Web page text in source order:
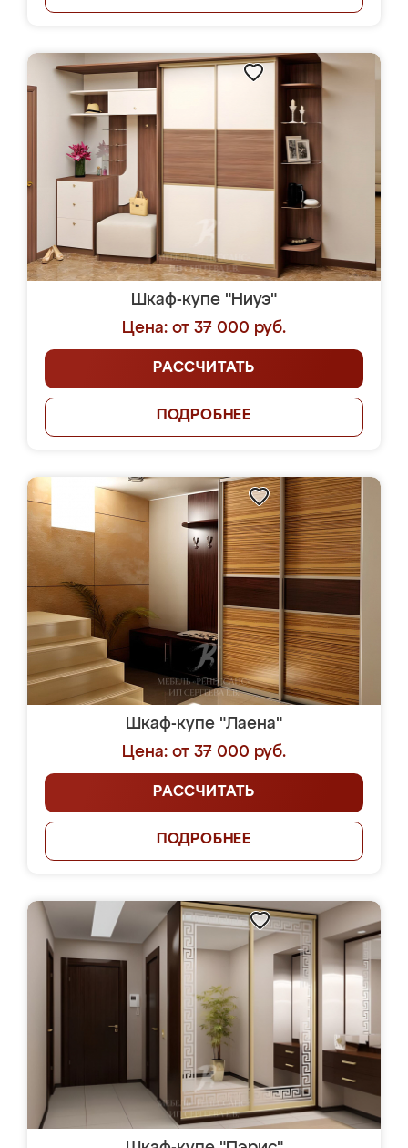
Шкаф-купе "Ниуэ"
Цена: от 37 000 руб.
РАССЧИТАТЬ
ПОДРОБНЕЕ
Шкаф-купе "Лаена"
Цена: от 37 000 руб.
РАССЧИТАТЬ
ПОДРОБНЕЕ